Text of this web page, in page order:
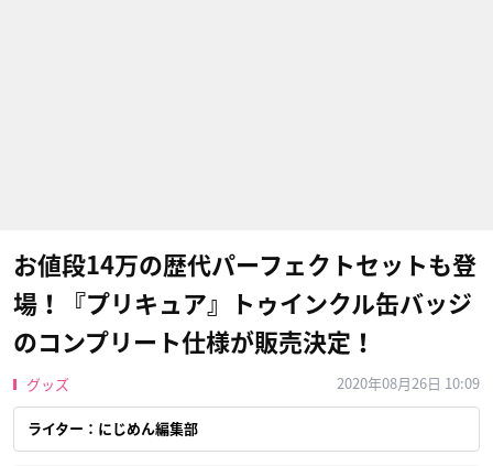
お値段14万の歴代パーフェクトセットも登
場！『プリキュア』トゥインクル缶バッジ
のコンプリート仕様が販売決定！
グッズ 2020年08月26日 10:09
ライター：にじめん編集部